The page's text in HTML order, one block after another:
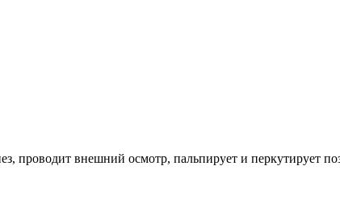
проводит внешний осмотр, пальпирует и перкутирует